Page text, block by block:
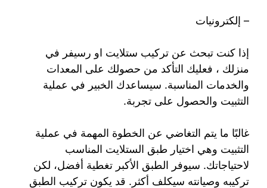
– إلكترونيات
إذا كنت تبحث عن تركيب ستلايت او رسيفر في
منزلك ، فعليك التأكد من حصولك على المعدات
والخدمات المناسبة. سيساعدك الخبير في عملية
التثبيت والحصول على تجربة.
غالبًا ما يتم التغاضي عن الخطوة المهمة في عملية
التثبيت وهي اختيار طبق الستلايت المناسب
لاحتياجاتك. سيوفر الطبق الأكبر تغطية أفضل، لكن
تركيبه وصيانته سيكلف أكثر. قد يكون تركيب الطبق